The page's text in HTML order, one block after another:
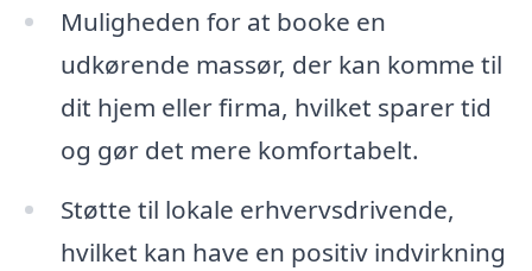
Muligheden for at booke en
udkørende massør, der kan komme til
dit hjem eller firma, hvilket sparer tid
og gør det mere komfortabelt.
Støtte til lokale erhvervsdrivende,
hvilket kan have en positiv indvirkning